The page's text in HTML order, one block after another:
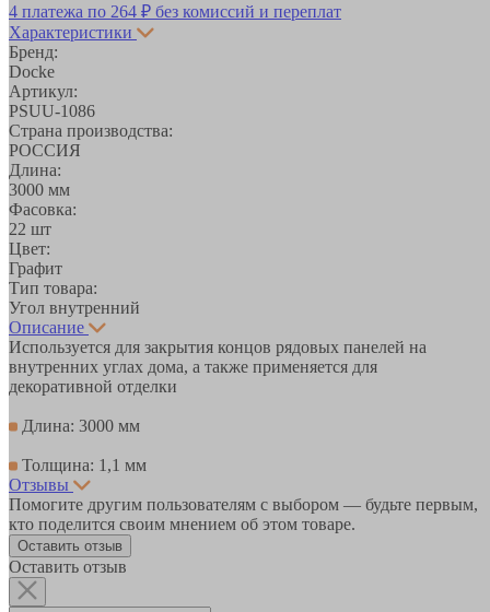
4 платежа по 264 ₽ без комиссий и переплат
Характеристики
Бренд:
Docke
Артикул:
PSUU-1086
Страна производства:
РОССИЯ
Длина:
3000 мм
Фасовка:
22 шт
Цвет:
Графит
Тип товара:
Угол внутренний
Описание
Используется для закрытия концов рядовых панелей на
внутренних углах дома, а также применяется для
декоративной отделки
Длина: 3000 мм
Толщина: 1,1 мм
Отзывы
Помогите другим пользователям с выбором — будьте первым,
кто поделится своим мнением об этом товаре.
Оставить отзыв
Оставить отзыв